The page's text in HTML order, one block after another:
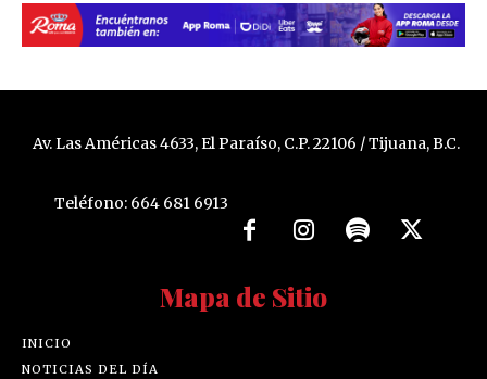
Av. Las Américas 4633, El Paraíso, C.P. 22106 / Tijuana, B.C.
Teléfono: 664 681 6913
Mapa de Sitio
INICIO
NOTICIAS DEL DÍA